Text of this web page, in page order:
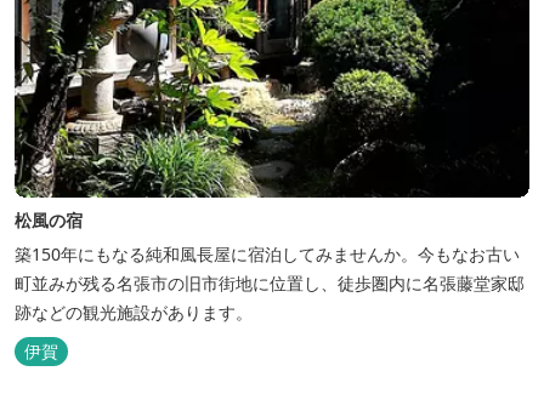
松風の宿
築150年にもなる純和風長屋に宿泊してみませんか。今もなお古い
町並みが残る名張市の旧市街地に位置し、徒歩圏内に名張藤堂家邸
跡などの観光施設があります。
伊賀